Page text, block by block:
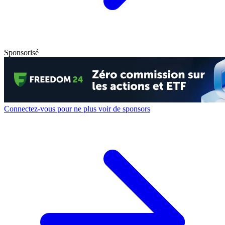
Sponsorisé
Connectez-vous pour ne plus voir de sponsors